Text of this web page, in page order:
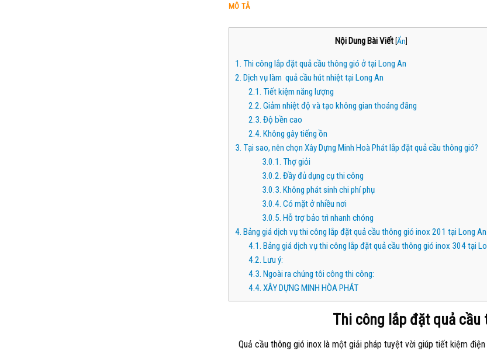
MÔ TẢ
Nội Dung Bài Viết [Ẩn]
1. Thi công lắp đặt quả cầu thông gió ở tại Long An
2. Dịch vụ làm quả cầu hút nhiệt tại Long An
2.1. Tiết kiệm năng lượng
2.2. Giảm nhiệt độ và tạo không gian thoáng đãng
2.3. Độ bền cao
2.4. Không gây tiếng ồn
3. Tại sao, nên chọn Xây Dựng Minh Hoà Phát lắp đặt quả cầu thông gió?
3.0.1. Thợ giỏi
3.0.2. Đầy đủ dụng cụ thi công
3.0.3. Không phát sinh chi phí phụ
3.0.4. Có mặt ở nhiều nơi
3.0.5. Hỗ trợ bảo trì nhanh chóng
4. Bảng giá dịch vụ thi công lắp đặt quả cầu thông gió inox 201 tại Long An
4.1. Bảng giá dịch vụ thi công lắp đặt quả cầu thông gió inox 304 tại
4.2. Lưu ý:
4.3. Ngoài ra chúng tôi công thi công:
4.4. XÂY DỰNG MINH HÒA PHÁT
Thi công lắp đặt quả cầu
Quả cầu thông gió inox là một giải pháp tuyệt vời giúp tiết kiệm